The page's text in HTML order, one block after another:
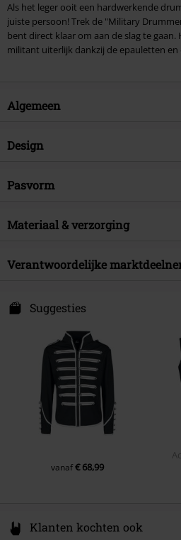
Als het leger ooit een hardwerkende
juiste persoon! Trek de "Military
bent direct klaar om aan de slag te
militant uiterlijk dankzij de epauletten en
Algemeen
Artikelnr.
Brand
Artikelonderwerp
Sexe
Design
Producttype
Details
Sluiting
Pasvorm
Pasvorm/Tops
Materiaal & verzorging
Buitenmateriaal
Voering
Verantwoordelijke
ul. Wroclawska 31
55-095 Mirków, Byków
info@bannedapparel.eu
Suggesties
vanaf€ 68,99
Klanten kochten ook